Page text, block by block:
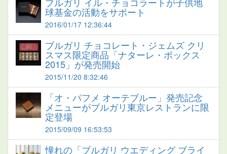
球基金の活動をサポート
2016/01/17 12:36:44
ブルガリ チョコレート・ジェムズ クリ
スマス限定商品「ナターレ・ボックス
2015」が発売開始
2015/11/20 8:32:46
「オ・パフメ オーテブルー」発売記念
メニューがブルガリ東京レストランに限
定登場
2015/09/09 16:53:53
憧れの「ブルガリ ウエディング ブライ